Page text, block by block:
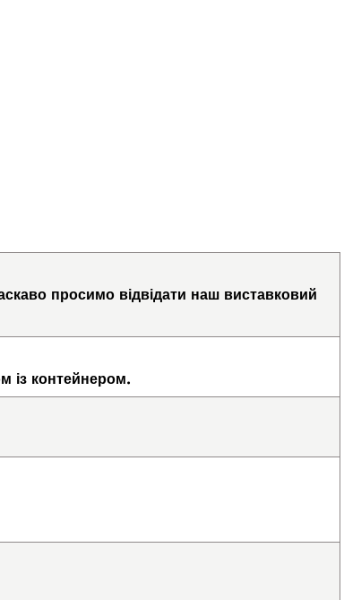
просимо відвідати наш виставковий
із контейнером.